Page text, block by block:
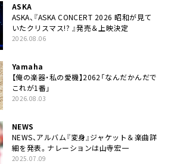
ASKA
ASKA、『ASKA CONCERT 2026 昭和が見て
いたクリスマス!? 』発売＆上映決定
2026.08.06
Yamaha
【俺の楽器・私の愛機】2062「なんだかんだで
これが1番」
2026.08.03
NEWS
NEWS、アルバム『変身』ジャケット＆楽曲詳
細を発表。ナレーションは⼭寺宏⼀
2025.07.09